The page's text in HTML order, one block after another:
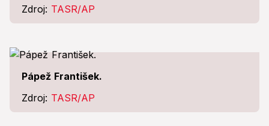
Zdroj: TASR/AP
Pápež František.
Zdroj: TASR/AP